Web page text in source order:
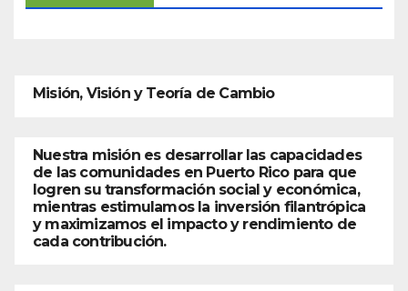
Misión, Visión y Teoría de Cambio
Nuestra misión es desarrollar las capacidades
de las comunidades en Puerto Rico para que
logren su transformación social y económica,
mientras estimulamos la inversión filantrópica
y maximizamos el impacto y rendimiento de
cada contribución.